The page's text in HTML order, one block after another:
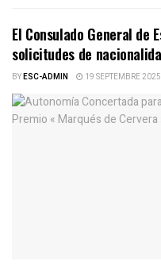
El Consulado General de
solicitudes de
BYESC-ADMIN 19 SEPTEMBRE 2025